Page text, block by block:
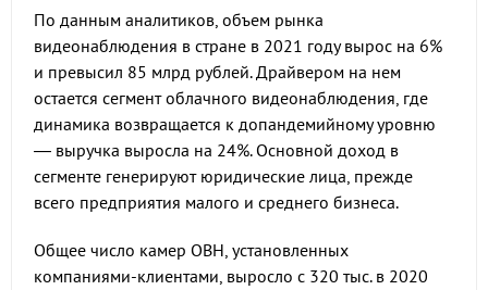
По данным аналитиков, объем рынка
видеонаблюдения в стране в 2021 году вырос на 6%
и превысил 85 млрд рублей. Драйвером на нем
остается сегмент облачного видеонаблюдения, где
динамика возвращается к допандемийному уровню
— выручка выросла на 24%. Основной доход в
сегменте генерируют юридические лица, прежде
всего предприятия малого и среднего бизнеса.
Общее число камер ОВН, установленных
компаниями-клиентами, выросло с 320 тыс. в 2020